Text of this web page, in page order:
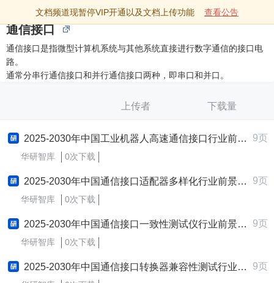
文档频道现暂停VIP开通以及文档上传功能 查看公告
通信接口
通信接口是指微型计算机系统与其他系统直接进行数字通信的接口电
路。
通常分串行通信接口和并行通信接口两种，即串口和并口。
上传者 下载量
2025-2030年中国工业机器人高速通信接口行业前景趋势预测及发展战略咨询报告 9页
华研智库 0次下载
2025-2030年中国通信接口适配器多样化行业前景趋势预测及发展战略咨询报告 9页
华研智库 0次下载
2025-2030年中国通信接口一致性测试仪行业前景趋势预测及发展战略咨询报告 9页
华研智库 0次下载
2025-2030年中国通信接口转换器兼容性测试行业前景趋势预测及发展战略咨询报告 9页